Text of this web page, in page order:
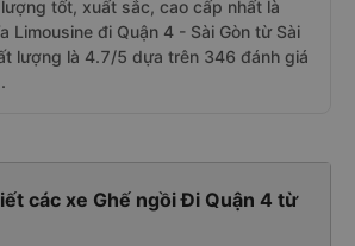
tốt, xuất sắc, cao cấp nhất là
Limousine đi Quận 4 - Sài Gòn từ Sài
lượng là 4.7/5 dựa trên 346 đánh giá
các xe Ghế ngồi Đi Quận 4 từ